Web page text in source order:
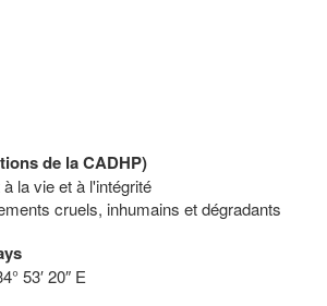
de la CADHP)
la vie et à l'intégrité
cruels, inhumains et dégradants
53′ 20″ E